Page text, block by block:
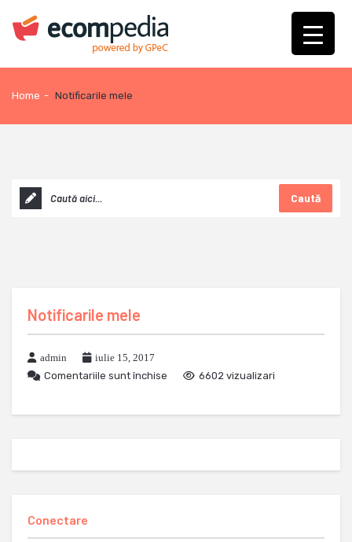
Home - Notificarile mele
Caută
Notificarile mele
admin
iulie 15, 2017
Comentariile sunt închise
6602 vizualizari
Conectare